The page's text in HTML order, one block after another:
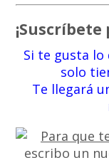
Si te gusta lo
solo
Te llegará